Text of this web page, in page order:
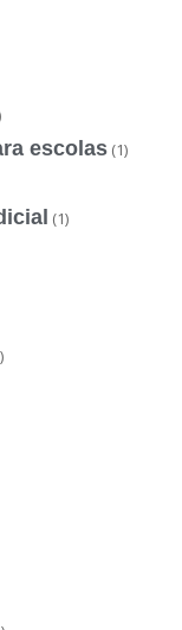
escolas (1)
(1)